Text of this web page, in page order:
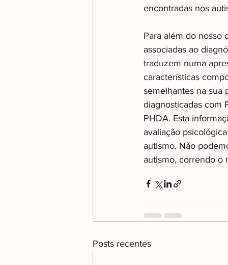
encontradas nos
Para além do nosso
associadas ao
traduzem numa
características
semelhantes na sua
diagnosticadas com
PHDA. Esta
avaliação
autismo. Não
autismo, correndo o
Posts recentes